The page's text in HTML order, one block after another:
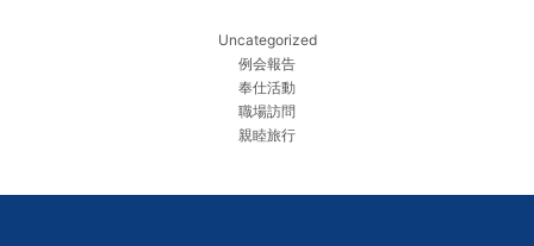
Uncategorized
例会報告
奉仕活動
職場訪問
親睦旅行